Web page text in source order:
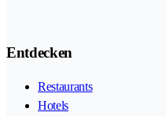
Entdecken
Restaurants
Hotels